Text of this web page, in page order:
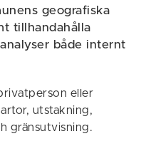
geografiska
tillhandahålla
både internt
eller
utstakning,
gränsutvisning.